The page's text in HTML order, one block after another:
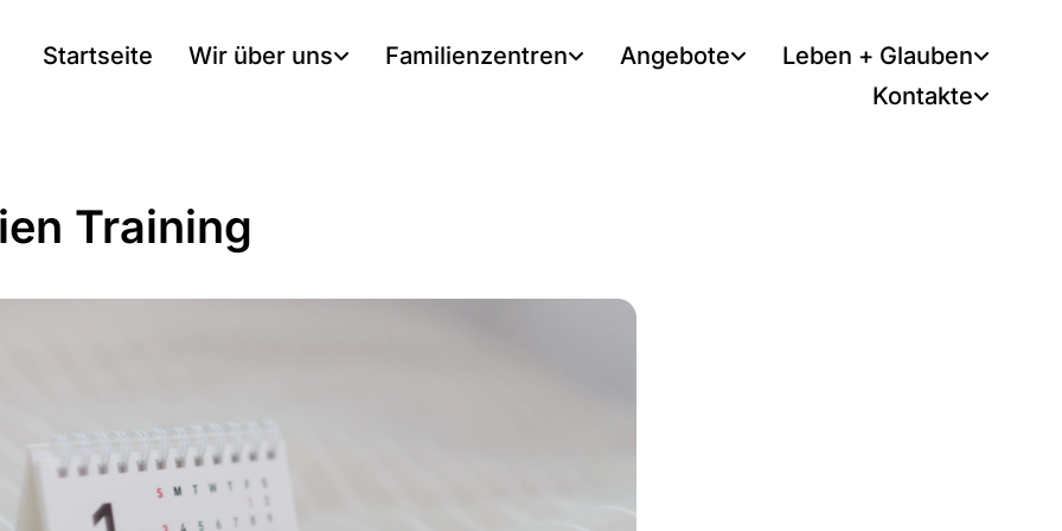
Startseite Wir über uns Familienzentren Angebote
Leben + Glauben
Kontakte
Training